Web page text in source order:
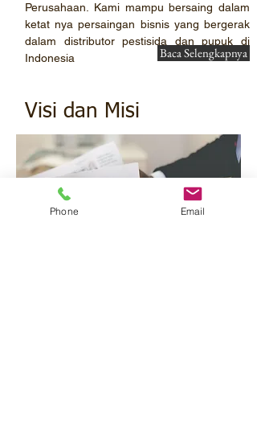
Perusahaan. Kami mampu bersaing dalam
ketat nya persaingan bisnis yang bergerak
dalam distributor pestisida dan pupuk di
Indonesia
Baca Selengkapnya
Visi dan Misi
Phone Email